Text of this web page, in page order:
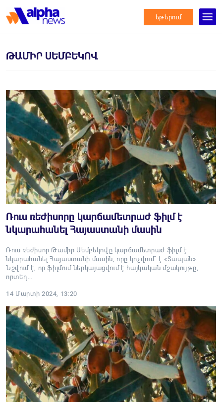
եթերում
ԹԱՄԻՐ ՍԵՄԲԵԿՈՎ
Ռուս ռեժիսորը կարճամետրաժ ֆիլմ է
նկարահանել Հայաստանի մասին
Ռուս ռեժիսոր Թամիր Սեմբեկովը կարճամետրաժ ֆիլմ է
նկարահանել Հայաստանի մասին, որը կոչվում՝ է «Տապան»:
Նշվում է, որ ֆիլմում ներկայացվում է հայկական մշակույթը,
որտեղ…
14 Մարտի 2024, 13:20